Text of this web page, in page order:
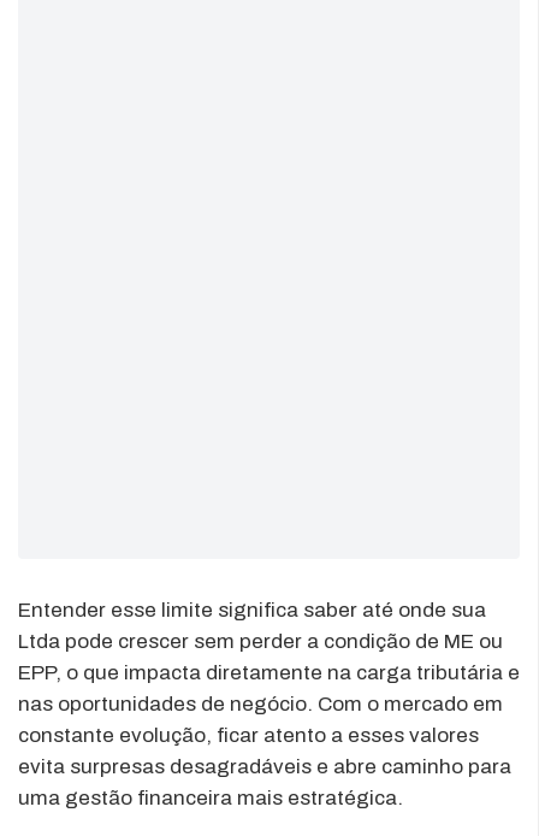
Entender esse limite significa saber até onde sua
Ltda pode crescer sem perder a condição de ME ou
EPP, o que impacta diretamente na carga tributária e
nas oportunidades de negócio. Com o mercado em
constante evolução, ficar atento a esses valores
evita surpresas desagradáveis e abre caminho para
uma gestão financeira mais estratégica.